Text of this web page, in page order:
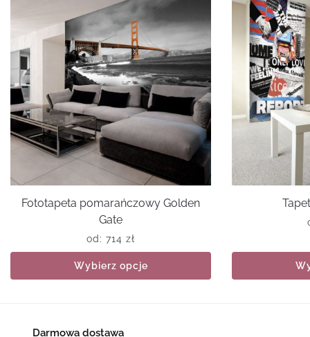
Fototapeta pomarańczowy Golden
Gate
od: 714 zł
Wybierz opcje
Darmowa dostawa